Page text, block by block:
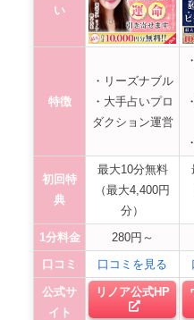
い
特徴
・リーズナブル
・大手占いプロ
ダクション運営
初回特
典
最大10分無料
（最大4,400円
分）
1分料金
280円～
口コミ
口コミを見る
公式サ
イト
リノア公式HP